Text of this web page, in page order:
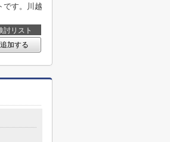
です。川越
討リスト
追加する